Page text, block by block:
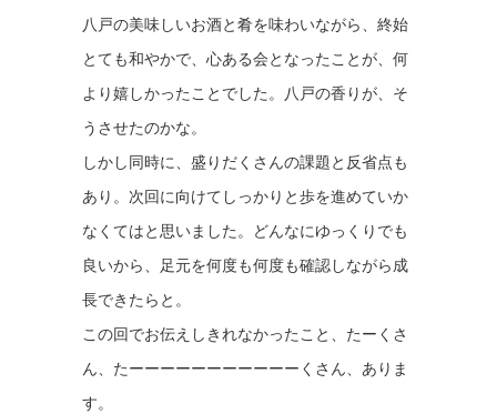
八戸の美味しいお酒と肴を味わいながら、終始
とても和やかで、心ある会となったことが、何
より嬉しかったことでした。八戸の香りが、そ
うさせたのかな。
しかし同時に、盛りだくさんの課題と反省点も
あり。次回に向けてしっかりと歩を進めていか
なくてはと思いました。どんなにゆっくりでも
良いから、足元を何度も何度も確認しながら成
長できたらと。
この回でお伝えしきれなかったこと、たーくさ
ん、たーーーーーーーーーーーくさん、ありま
す。